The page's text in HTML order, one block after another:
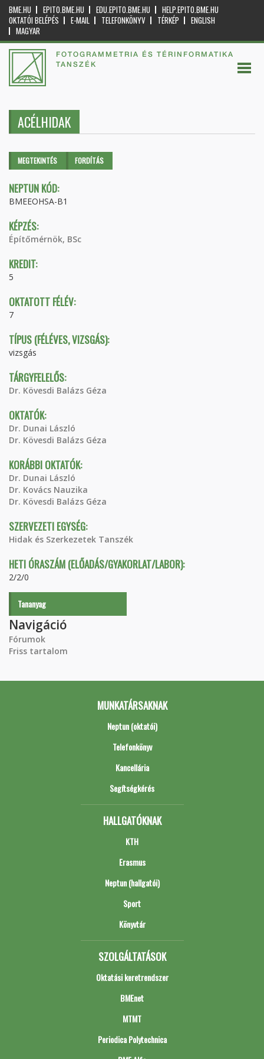
BME.HU EPITO.BME.HU EDU.EPITO.BME.HU
HELP.EPITO.BME.HU
OKTATÓI BELÉPÉS
E-MAIL TELEFONKÖNYV TÉRKÉP
ENGLISH
MAGYAR
FOTOGRAMMETRIA ÉS TÉRINFORMATIKA
TANSZÉK
ACÉLHIDAK
Elsődleges fülek
MEGTEKINTÉS (AKTÍVFORDÍTÁS
NEPTUN KÓD:
BMEEOHSA-B1
KÉPZÉS:
Építőmérnök, BSc
KREDIT:
5
OKTATOTT FÉLÉV:
7
TÍPUS (FÉLÉVES, VIZSGÁS):
vizsgás
TÁRGYFELELŐS:
Dr. Kövesdi Balázs Géza
OKTATÓK:
Dr. Dunai László
Dr. Kövesdi Balázs Géza
KORÁBBI OKTATÓK:
Dr. Dunai László
Dr. Kovács Nauzika
Dr. Kövesdi Balázs Géza
SZERVEZETI EGYSÉG:
Hidak és Szerkezetek Tanszék
HETI ÓRASZÁM (ELŐADÁS/GYAKORLAT/LABOR):
2/2/0
Tananyag
Navigáció
Fórumok
Friss tartalom
MUNKATÁRSAKNAK
Neptun (oktatói)
Telefonkönyv
Kancellária
Segítségkérés
HALLGATÓKNAK
KTH
Erasmus
Neptun (hallgatói)
Sport
Könyvtár
SZOLGÁLTATÁSOK
Oktatási keretrendszer
BMEnet
MTMT
Periodica Polytechnica